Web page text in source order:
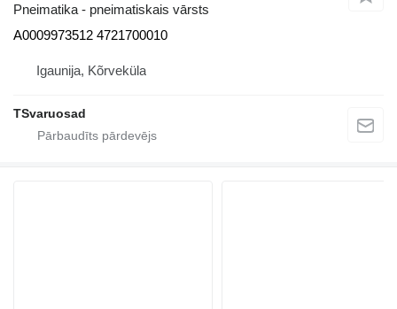
Pneimatika - pneimatiskais vārsts
A0009973512 4721700010
Igaunija, Kõrveküla
TSvaruosad